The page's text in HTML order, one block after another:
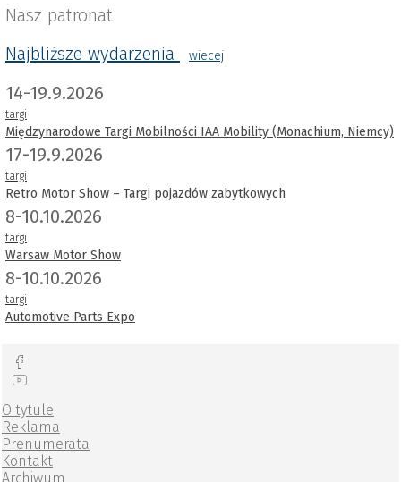
Nasz patronat
Najbliższe wydarzenia
wiecej
14-19.9.2026
targi
Międzynarodowe Targi Mobilności IAA Mobility (Monachium, Niemcy)
17-19.9.2026
targi
Retro Motor Show – Targi pojazdów zabytkowych
8-10.10.2026
targi
Warsaw Motor Show
8-10.10.2026
targi
Automotive Parts Expo
O tytule
Reklama
Prenumerata
Kontakt
Archiwum